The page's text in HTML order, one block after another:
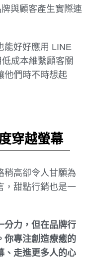
與顧客產生實際連
能好好應用 LINE
成本維繫顧客關
他們時不時想起
穿越螢幕
稍高卻令人甘願為
，甜點行銷也是一
分力，但在品牌行
你專注創造療癒的
、走進更多人的心